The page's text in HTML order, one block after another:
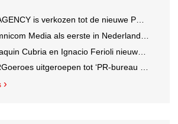
is verkozen tot de nieuwe PR-partner van KoRo
Media als eerste in Nederland actief met advertenties in ChatGPT
en Ignacio Ferioli nieuwe Global CCO’s GUT, Renata Neumann Global Head of Production
uitgeroepen tot ‘PR-bureau van het jaar 2026’